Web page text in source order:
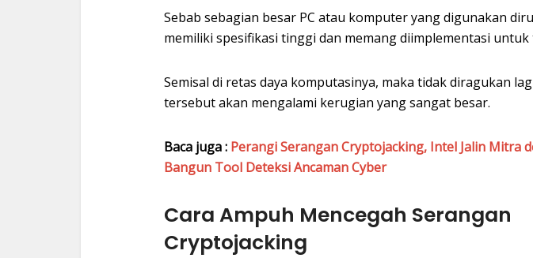
Sebab sebagian besar PC atau komputer yang digunakan
memiliki spesifikasi tinggi dan memang diimplementasi
Semisal di retas daya komputasinya, maka tidak diragukan
tersebut akan mengalami kerugian yang sangat besar.
Baca juga : Perangi Serangan Cryptojacking, Intel Jalin Mitra
Bangun Tool Deteksi Ancaman Cyber
Cara Ampuh Mencegah Serangan
Cryptojacking